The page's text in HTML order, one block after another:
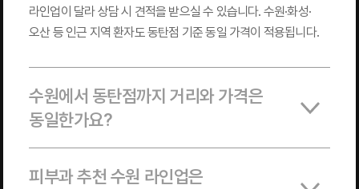
라인업이 달라 상담 시 견적을 받으실 수 있습니다. 수원·화성·
오산 등 인근 지역 환자도 동탄점 기준 동일 가격이 적용됩니다.
수원에서 동탄점까지 거리와 가격은
동일한가요?
피부과 추천 수원 라인업은